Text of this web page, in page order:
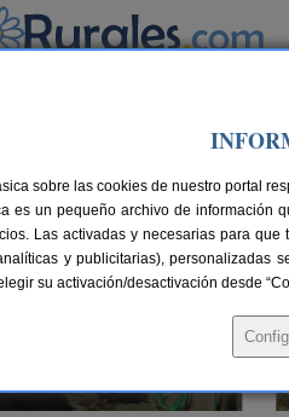
Busca
cerca de
sobre las cookies de nuestro portal
es un pequeño archivo de información
Las activadas y necesarias para
y publicitarias), personalizadas
su activación/desactivación desde